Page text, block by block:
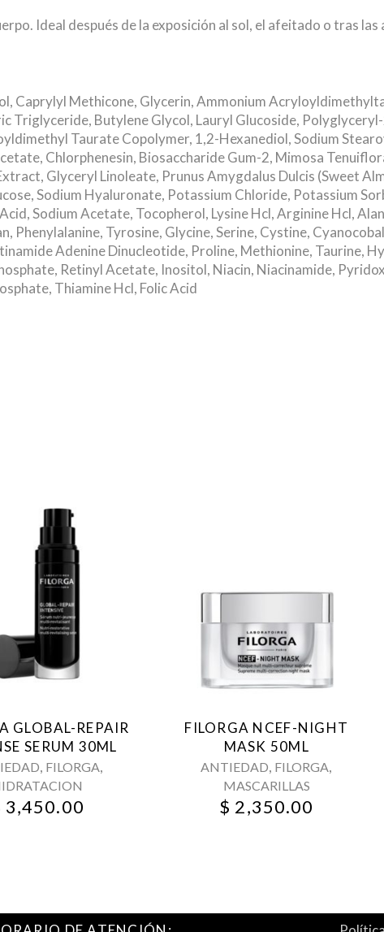
Ideal después de la exposición al sol, el afeitado o tras
Caprylyl Methicone, Glycerin, Ammonium
Triglyceride, Butylene Glycol, Lauryl Glucoside,
Taurate Copolymer, 1,2-Hexanediol, Sodium
Chlorphenesin, Biosaccharide Gum-2, Mimosa
Glyceryl Linoleate, Prunus Amygdalus Dulcis (Sweet
Sodium Hyaluronate, Potassium Chloride, Potassium
Sodium Acetate, Tocopherol, Lysine Hcl, Arginine Hcl,
Phenylalanine, Tyrosine, Glycine, Serine, Cystine,
Adenine Dinucleotide, Proline, Methionine, Taurine,
Retinyl Acetate, Inositol, Niacin, Niacinamide,
Thiamine Hcl, Folic Acid
GLOBAL-REPAIR
SERUM 30ML
, FILORGA,
3,450.00
FILORGA NCEF-NIGHT
MASK 50ML
ANTIEDAD, FILORGA,
MASCARILLAS
$ 2,350.00